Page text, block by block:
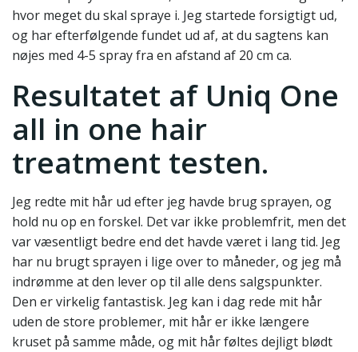
hvor meget du skal spraye i. Jeg startede forsigtigt ud,
og har efterfølgende fundet ud af, at du sagtens kan
nøjes med 4-5 spray fra en afstand af 20 cm ca.
Resultatet af Uniq One
all in one hair
treatment testen.
Jeg redte mit hår ud efter jeg havde brug sprayen, og
hold nu op en forskel. Det var ikke problemfrit, men det
var væsentligt bedre end det havde været i lang tid. Jeg
har nu brugt sprayen i lige over to måneder, og jeg må
indrømme at den lever op til alle dens salgspunkter.
Den er virkelig fantastisk. Jeg kan i dag rede mit hår
uden de store problemer, mit hår er ikke længere
kruset på samme måde, og mit hår føltes dejligt blødt